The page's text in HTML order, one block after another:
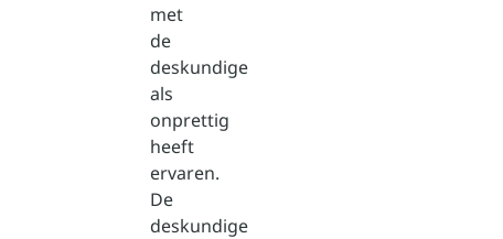
met
de
deskundige
als
onprettig
heeft
ervaren.
De
deskundige